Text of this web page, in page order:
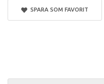
SPARA SOM FAVORIT